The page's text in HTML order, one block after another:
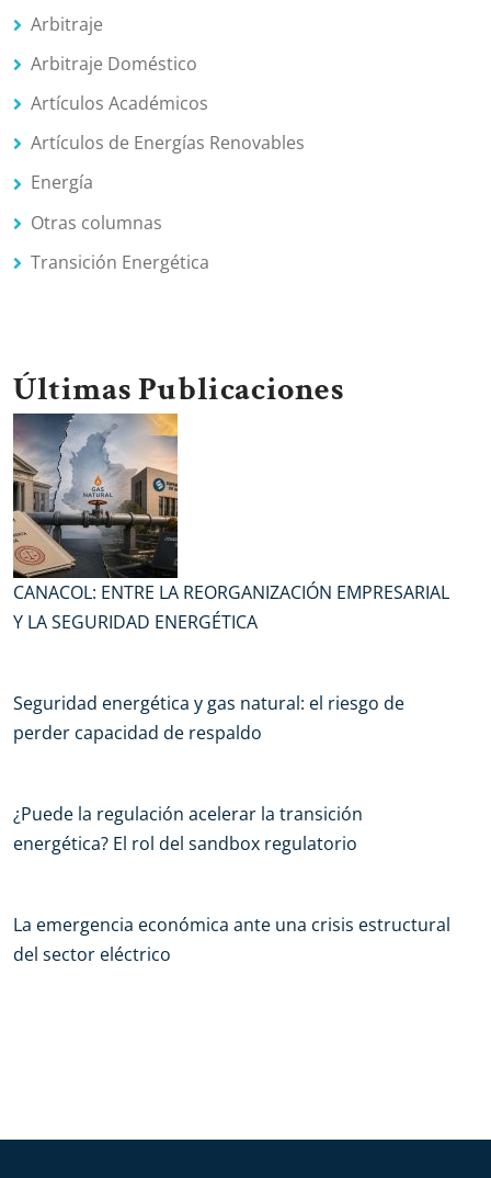
Arbitraje
Arbitraje Doméstico
Artículos Académicos
Artículos de Energías Renovables
Energía
Otras columnas
Transición Energética
Últimas Publicaciones
CANACOL: ENTRE LA REORGANIZACIÓN EMPRESARIAL
Y LA SEGURIDAD ENERGÉTICA
Seguridad energética y gas natural: el riesgo de
perder capacidad de respaldo
¿Puede la regulación acelerar la transición
energética? El rol del sandbox regulatorio
La emergencia económica ante una crisis estructural
del sector eléctrico